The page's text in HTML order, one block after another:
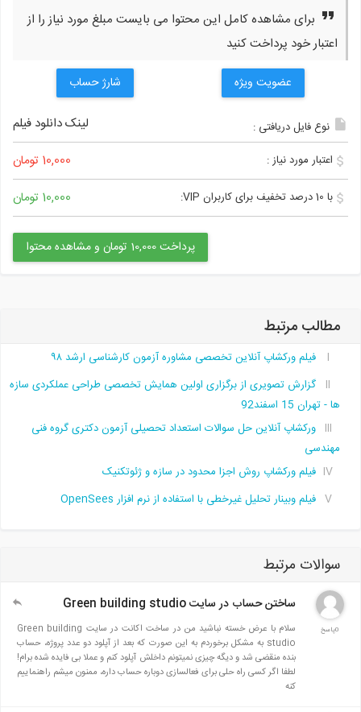
برای مشاهده کامل این محتوا می بایست مبلغ مورد نیاز را از
اعتبار خود پرداخت کنید
عضویت ویژه شارژ حساب
نوع فایل دریافتی : لینک دانلود فیلم
اعتبار مورد نیاز : 10,000 تومان
با 10 درصد تخفیف برای کاربران VIP: 10,000 تومان
پرداخت 10,000 تومان و مشاهده محتوا
مطالب مرتبط
فیلم ورکشاپ آنلاین تخصصی مشاوره آزمون کارشناسی ارشد ۹۸
گزارش تصویری از برگزاری اولین همایش تخصصی طراحی عملکردی سازه
ها - تهران 15 اسفند92
ورکشاپ آنلاین حل سوالات استعداد تحصیلی آزمون دکتری گروه فنی
مهندسی
فیلم ورکشاپ روش اجزا محدود در سازه و ژئوتکنیک
فیلم وبینار تحلیل غیرخطی با استفاده از نرم افزار OpenSees
سوالات مرتبط
ساختن حساب در سایت Green building studio
سلام با عرض خسته نباشید من در ساخت اکانت در سایت Green building
studio به مشکل برخوردم به این صورت که بعد از آپلود دو عدد پروژه، حساب
بنده منقضی شد و دیگه چیزی نمیتونم داخلش آپلود کنم و عملا بی فایده شده برام!
لطفا اگر کسی راه حلی برای فعالسازی دوباره حساب داره، ممنون میشم راهنماییم